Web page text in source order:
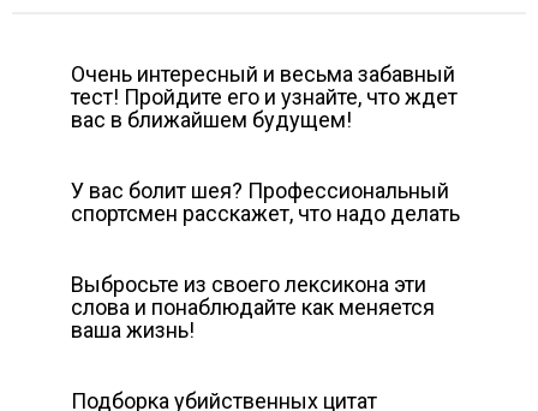
Очень интересный и весьма забавный
тест! Пройдите его и узнайте, что ждет
вас в ближайшем будущем!
У вас болит шея? Профессиональный
спортсмен расскажет, что надо делать
Выбросьте из своего лексикона эти
слова и понаблюдайте как меняется
ваша жизнь!
Подборка убийственных цитат